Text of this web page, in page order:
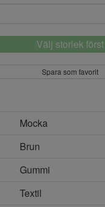
Välj storlek först
Spara som favorit
Mocka
Brun
Gummi
Textil